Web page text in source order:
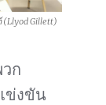
Gillett)
ก
ข่งขัน